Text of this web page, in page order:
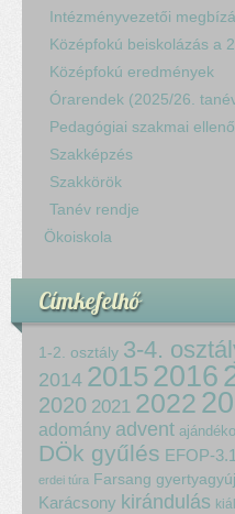
Intézményvezetői
Középfokú beiskolázás a
Középfokú eredmények
Órarendek (2025/26.
Pedagógiai szakmai
Szakképzés
Szakkörök
Tanév rendje
Ökoiskola
Címkefelhő
1-2. osztály 3-4.
2014 2015 2016
2020 2021 2022
adomány advent
DÖk gyűlés EFOP-
erdei túra Farsang
Karácsony kirándulás